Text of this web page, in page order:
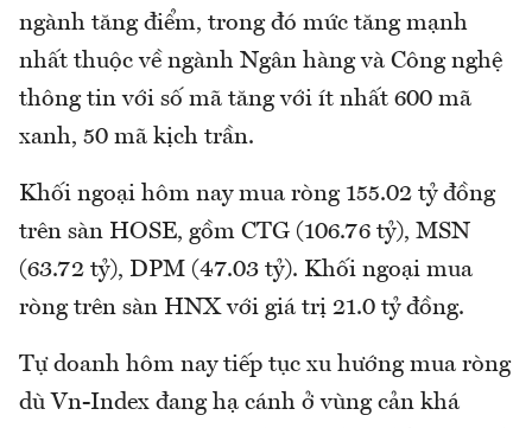
ngành tăng điểm, trong đó mức tăng mạnh
nhất thuộc về ngành Ngân hàng và Công nghệ
thông tin với số mã tăng với ít nhất 600 mã
xanh, 50 mã kịch trần.
Khối ngoại hôm nay mua ròng 155.02 tỷ đồng
trên sàn HOSE, gồm CTG (106.76 tỷ), MSN
(63.72 tỷ), DPM (47.03 tỷ). Khối ngoại mua
ròng trên sàn HNX với giá trị 21.0 tỷ đồng.
Tự doanh hôm nay tiếp tục xu hướng mua ròng
dù Vn-Index đang hạ cánh ở vùng cản khá